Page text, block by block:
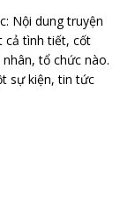
Nội dung truyện
cả tình tiết, cốt
tổ chức nào.
sự kiện, tin tức